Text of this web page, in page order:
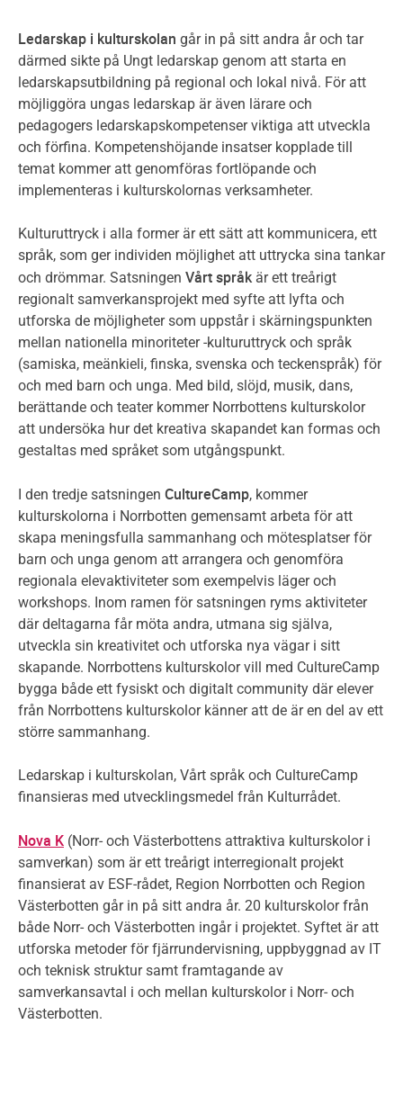
Ledarskap i kulturskolan går in på sitt andra år och tar
därmed sikte på Ungt ledarskap genom att starta en
ledarskapsutbildning på regional och lokal nivå. För att
möjliggöra ungas ledarskap är även lärare och
pedagogers ledarskapskompetenser viktiga att utveckla
och förfina. Kompetenshöjande insatser kopplade till
temat kommer att genomföras fortlöpande och
implementeras i kulturskolornas verksamheter.
Kulturuttryck i alla former är ett sätt att kommunicera, ett
språk, som ger individen möjlighet att uttrycka sina tankar
och drömmar. Satsningen Vårt språk är ett treårigt
regionalt samverkansprojekt med syfte att lyfta och
utforska de möjligheter som uppstår i skärningspunkten
mellan nationella minoriteter -kulturuttryck och språk
(samiska, meänkieli, finska, svenska och teckenspråk) för
och med barn och unga. Med bild, slöjd, musik, dans,
berättande och teater kommer Norrbottens kulturskolor
att undersöka hur det kreativa skapandet kan formas och
gestaltas med språket som utgångspunkt.
I den tredje satsningen CultureCamp, kommer
kulturskolorna i Norrbotten gemensamt arbeta för att
skapa meningsfulla sammanhang och mötesplatser för
barn och unga genom att arrangera och genomföra
regionala elevaktiviteter som exempelvis läger och
workshops. Inom ramen för satsningen ryms aktiviteter
där deltagarna får möta andra, utmana sig själva,
utveckla sin kreativitet och utforska nya vägar i sitt
skapande. Norrbottens kulturskolor vill med CultureCamp
bygga både ett fysiskt och digitalt community där elever
från Norrbottens kulturskolor känner att de är en del av ett
större sammanhang.
Ledarskap i kulturskolan, Vårt språk och CultureCamp
finansieras med utvecklingsmedel från Kulturrådet.
Nova K (Norr- och Västerbottens attraktiva kulturskolor i
samverkan) som är ett treårigt interregionalt projekt
finansierat av ESF-rådet, Region Norrbotten och Region
Västerbotten går in på sitt andra år. 20 kulturskolor från
både Norr- och Västerbotten ingår i projektet. Syftet är att
utforska metoder för fjärrundervisning, uppbyggnad av IT
och teknisk struktur samt framtagande av
samverkansavtal i och mellan kulturskolor i Norr- och
Västerbotten.